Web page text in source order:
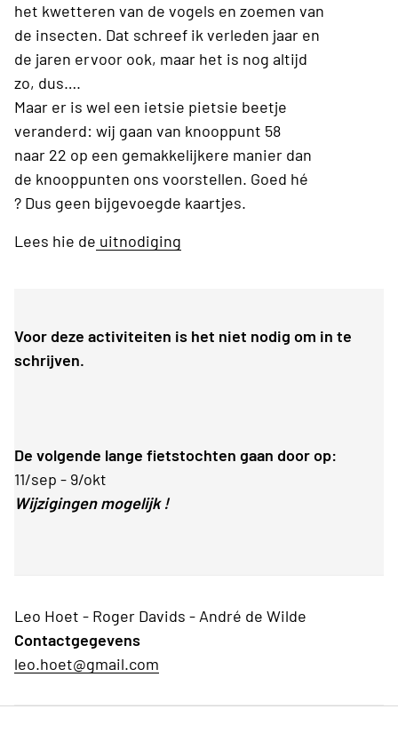
het kwetteren van de vogels en zoemen van
de insecten. Dat schreef ik verleden jaar en
de jaren ervoor ook, maar het is nog altijd
zo, dus….
Maar er is wel een ietsie pietsie beetje
veranderd: wij gaan van knooppunt 58
naar 22 op een gemakkelijkere manier dan
de knooppunten ons voorstellen. Goed hé
? Dus geen bijgevoegde kaartjes.
Lees hie de uitnodiging
Voor deze activiteiten is het niet nodig om in te
schrijven.
De volgende lange fietstochten gaan door op:
11/sep - 9/okt
Wijzigingen mogelijk !
Leo Hoet - Roger Davids - André de Wilde
Contactgegevens
leo.hoet@gmail.com